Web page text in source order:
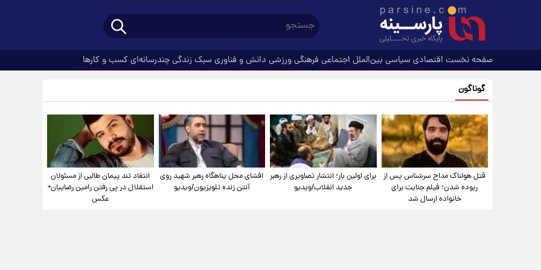
صفحه نخست اقتصادی سیاسی بین‌الملل اجتماعی فرهنگیورزشی دانش و فناوری سبک زندگیچندرسانه‌ای کسب و کارها
گوناگون
قتل هولناک مداح سرشناس پس از
ربوده شدن؛ فیلم جنایت برای
خانواده ارسال شد
برای اولین بار؛ انتشار تصاویری از رهبر
جدید انقلاب/ویدیو
افشای محل پناهگاه‌ رهبر شهید روی
آنتن زنده تلویزیون/ویدیو
انتقاد تند پیمان طالبی از مسئولان
استقلال در پی رفتن رامین رضاییان+
عکس